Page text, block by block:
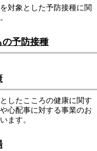
対象とした予防接種に関
予防接種
したこころの健康に関す
心配事に対する事業のお
ます。